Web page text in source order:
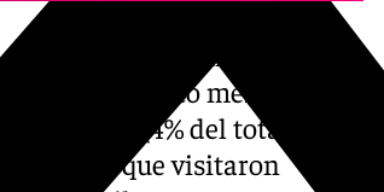
la pandemia, aún no se han
es el quinto mercado
(4% del total de
que visitaron